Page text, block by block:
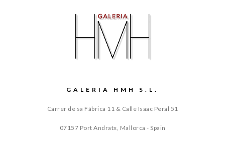
GALERIA HMH S.L.
Carrer de sa Fábrica 11 & Calle Isaac Peral 51
07157 Port Andratx, Mallorca - Spain